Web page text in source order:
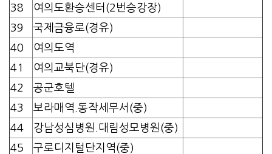
38
여의도환승센터(2번승강장)
39
국제금융로(경유)
40
여의도역
41
여의교북단(경유)
42
공군호텔
43
보라매역.동작세무서(중)
44
강남성심병원.대림성모병원(중)
45
구로디지털단지역(중)